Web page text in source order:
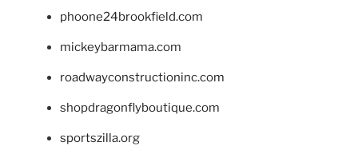
phoone24brookfield.com
mickeybarmama.com
roadwayconstructioninc.com
shopdragonflyboutique.com
sportszilla.org